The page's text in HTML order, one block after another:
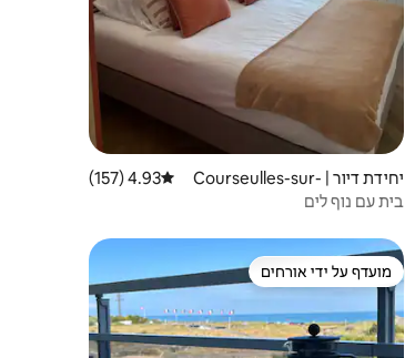
יחידת דיור | Courseulles-sur-
Mer
דירוג ממוצע של 4.93 מתוך 5, 157 ביקורות
4.93 (157)
בית עם נוף לים
מועדף על ידי אורחים
מועדף על ידי אורחים